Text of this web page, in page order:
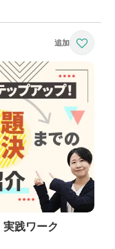
践ワーク